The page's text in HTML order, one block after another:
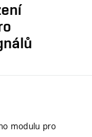
modulu pro